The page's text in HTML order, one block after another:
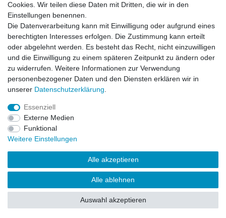
Registrieren
Login
Unternehmen
Datenschutzerklärung
Datenverarbeitung
Kontakt
AGB
Impressum
Über uns
Team
Partner
© Copyright 2019 Komplett Konzept Verwertungs GmbH.
Alle Rechte vorbehalten.
Cookies. Wir teilen diese Daten mit Dritten, die wir in den
Einstellungen benennen.
Die Datenverarbeitung kann mit Einwilligung oder aufgrund eines
berechtigten Interesses erfolgen. Die Zustimmung kann erteilt
oder abgelehnt werden. Es besteht das Recht, nicht einzuwilligen
und die Einwilligung zu einem späteren Zeitpunkt zu ändern oder
zu widerrufen. Weitere Informationen zur Verwendung
personenbezogener Daten und den Diensten erklären wir in
unserer Daten­schutz­erklärung
Essenziell
Externe Medien
Funktional
Weitere Einstellungen
Alle akzeptieren
Alle ablehnen
Auswahl akzeptieren